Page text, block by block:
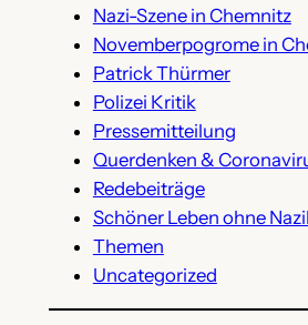
Nazi-Szene in Chemnitz
Novemberpogrome in
Patrick Thürmer
Polizei Kritik
Pressemitteilung
Querdenken &
Redebeiträge
Schöner Leben ohne
Themen
Uncategorized